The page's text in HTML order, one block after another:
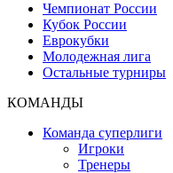
Чемпионат России
Кубок России
Еврокубки
Молодежная лига
Остальные турниры
КОМАНДЫ
Команда суперлиги
Игроки
Тренеры